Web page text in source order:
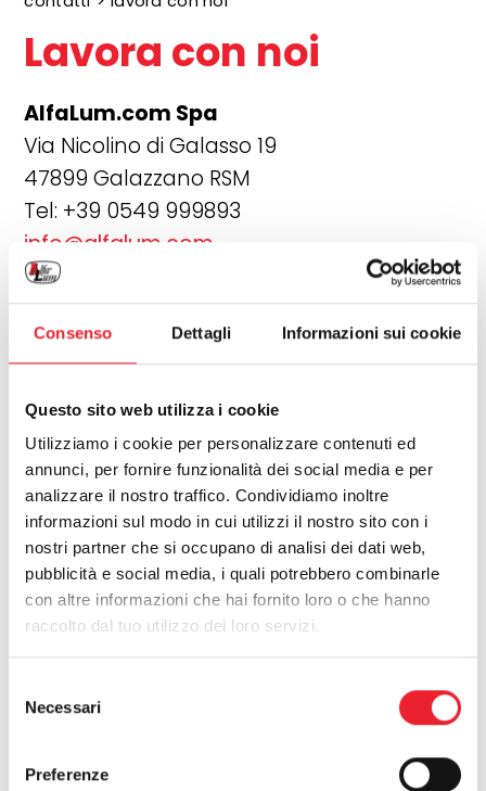
Consenso Dettagli Informazioni sui cookie
Questo sito web utilizza i cookie
Utilizziamo i cookie per personalizzare contenuti ed
annunci, per fornire funzionalità dei social media e per
analizzare il nostro traffico. Condividiamo inoltre
informazioni sul modo in cui utilizzi il nostro sito con i
nostri partner che si occupano di analisi dei dati web,
pubblicità e social media, i quali potrebbero combinarle
con altre informazioni che hai fornito loro o che hanno
raccolto dal tuo utilizzo dei loro servizi.
delNecessari
Preferenze
Lavora con noi
AlfaLum.com Spa
Via Nicolino di Galasso 19
47899 Galazzano RSM
Tel: +39 0549 999893
info@alfalum.com
Sei un individuo talentuoso, ambizioso e
desideroso di fare la differenza? Se sì,
l'opportunità che stavi aspettando. In
Alfalum, crediamo che il successo sia
guidato dalle persone che fanno parte
della nostra squadra. Ecco perché stiamo
cercando individui appassionati e motivati
a unirsi a noi nella nostra missione di
eccellenza e innovazione.